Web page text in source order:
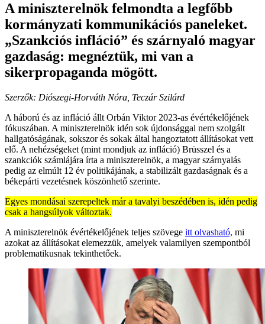
A miniszterelnök felmondta a legfőbb
kormányzati kommunikációs paneleket.
„Szankciós infláció” és szárnyaló magyar
gazdaság: megnéztük, mi van a
sikerpropaganda mögött.
Szerzők: Diószegi-Horváth Nóra, Teczár Szilárd
A háború és az infláció állt Orbán Viktor 2023-as évértékelőjének
fókuszában. A miniszterelnök idén sok újdonsággal nem szolgált
hallgatóságának, sokszor és sokak által hangoztatott állításokat vett
elő. A nehézségeket (mint mondjuk az infláció) Brüsszel és a
szankciók számlájára írta a miniszterelnök, a magyar szárnyalás
pedig az elmúlt 12 év politikájának, a stabilizált gazdaságnak és a
békepárti vezetésnek köszönhető szerinte.
Egyes mondásai szerepeltek már a tavalyi beszédében is, idén pedig
csak a hangsúlyok változtak.
A miniszterelnök évértékelőjének teljes szövege itt olvasható, mi
azokat az állításokat elemezzük, amelyek valamilyen szempontból
problematikusnak tekinthetőek.